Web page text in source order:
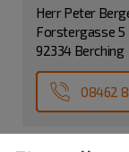
Herr Peter
Forstergasse 5
92334 Berching
08462